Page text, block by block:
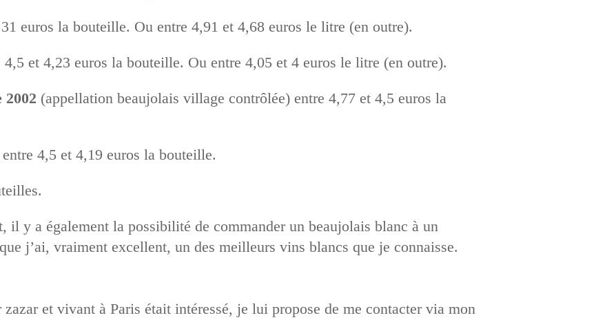
euros la bouteille. Ou entre 4,91 et 4,68 euros le litre (en outre).
et 4,23 euros la bouteille. Ou entre 4,05 et 4 euros le litre (en outre).
2002 (appellation beaujolais village contrôlée) entre 4,77 et 4,5 euros la
4,5 et 4,19 euros la bouteille.
il y a également la possibilité de commander un beaujolais blanc à un
j’ai, vraiment excellent, un des meilleurs vins blancs que je connaisse.
et vivant à Paris était intéressé, je lui propose de me contacter via mon